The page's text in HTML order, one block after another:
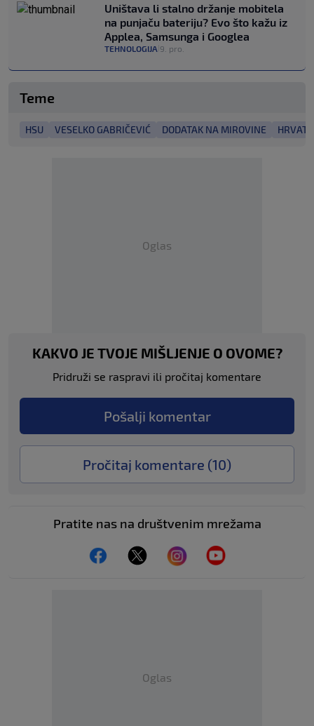
Uništava li stalno držanje mobitela
na punjaču bateriju? Evo što kažu iz
Applea, Samsunga i Googlea
TEHNOLOGIJA 9. pro.
Teme
HSU VESELKO GABRIČEVIĆ DODATAK NA MIROVINE
Oglas
KAKVO JE TVOJE MIŠLJENJE O OVOME?
Pridruži se raspravi ili pročitaj komentare
Pošalji komentar
Pročitaj komentare (10)
Pratite nas na društvenim mrežama
Oglas